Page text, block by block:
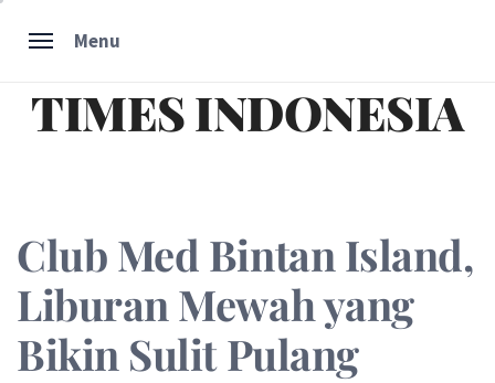
Menu
TIMES INDONESIA
Club Med Bintan Island,
Liburan Mewah yang
Bikin Sulit Pulang